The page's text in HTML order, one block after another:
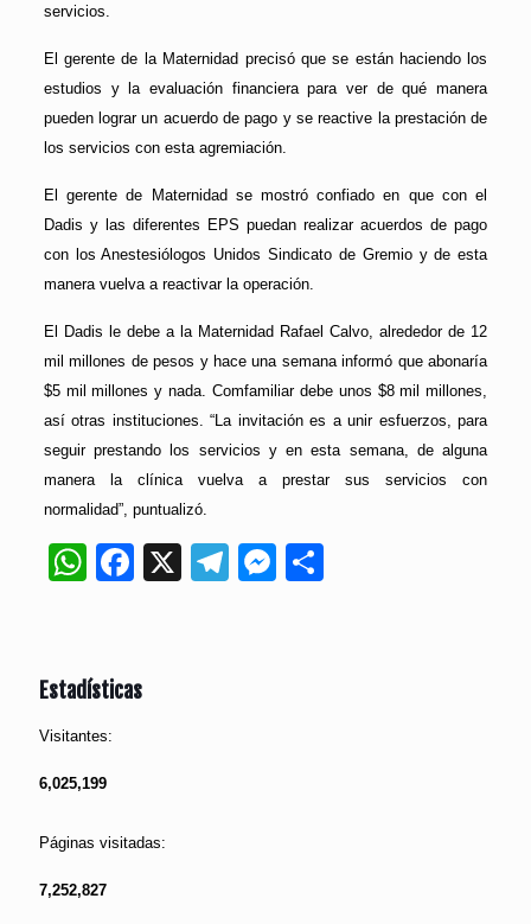
servicios.
El gerente de la Maternidad precisó que se están haciendo los
estudios y la evaluación financiera para ver de qué manera
pueden lograr un acuerdo de pago y se reactive la prestación de
los servicios con esta agremiación.
El gerente de Maternidad se mostró confiado en que con el
Dadis y las diferentes EPS puedan realizar acuerdos de pago
con los Anestesiólogos Unidos Sindicato de Gremio y de esta
manera vuelva a reactivar la operación.
El Dadis le debe a la Maternidad Rafael Calvo, alrededor de 12
mil millones de pesos y hace una semana informó que abonaría
$5 mil millones y nada. Comfamiliar debe unos $8 mil millones,
así otras instituciones. “La invitación es a unir esfuerzos, para
seguir prestando los servicios y en esta semana, de alguna
manera la clínica vuelva a prestar sus servicios con
normalidad”, puntualizó.
WhatsApp
Facebook
X Telegram
Messenger
Compartir
Estadísticas
Visitantes:
6,025,199
Páginas visitadas:
7,252,827